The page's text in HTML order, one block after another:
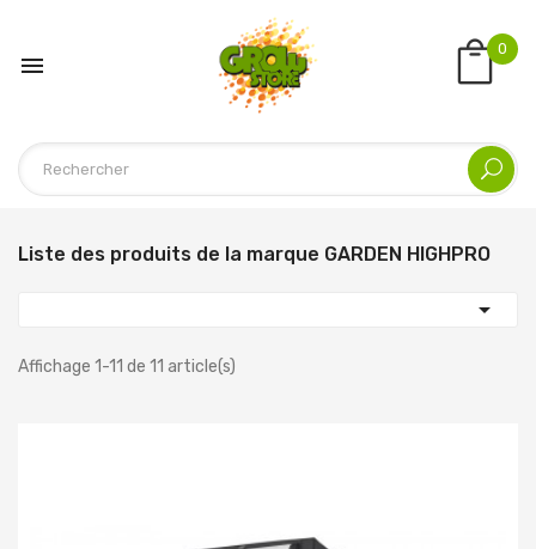

0
Liste des produits de la marque GARDEN HIGHPRO

Affichage 1-11 de 11 article(s)